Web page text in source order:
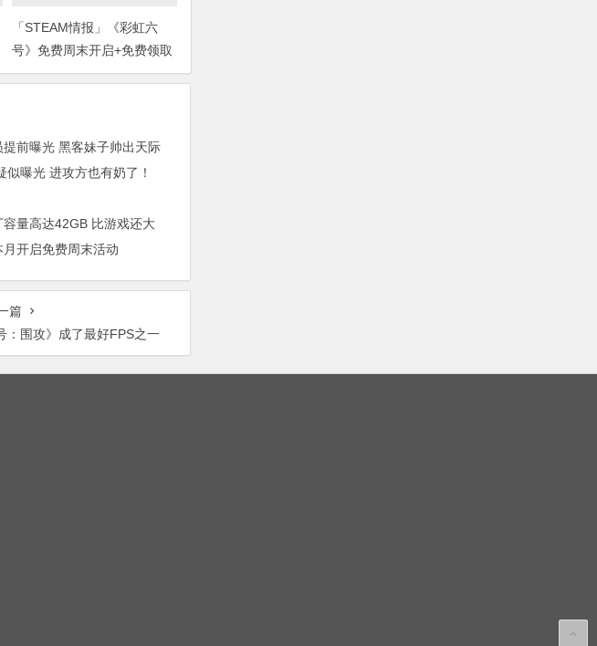
「STEAM情报」《彩虹六
号》免费周末开启+免费领取
￥21沙盒扮演游戏+“墓地星
提前曝光 黑客妹子帅出天际
似曝光 进攻方也有奶了！
容量高达42GB 比游戏还大
月开启免费周末活动
篇
：围攻》成了最好FPS之一